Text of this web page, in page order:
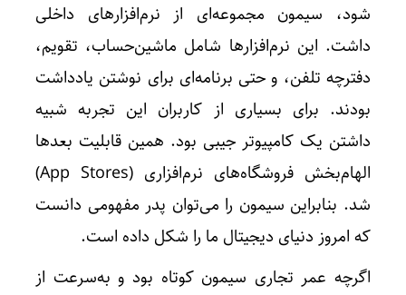
شود، سیمون مجموعه‌ای از نرم‌افزارهای داخلی
داشت. این نرم‌افزارها شامل ماشین‌حساب، تقویم،
دفترچه تلفن، و حتی برنامه‌ای برای نوشتن یادداشت
بودند. برای بسیاری از کاربران این تجربه شبیه
داشتن یک کامپیوتر جیبی بود. همین قابلیت بعدها
الهام‌بخش فروشگاه‌های نرم‌افزاری (App Stores)
شد. بنابراین سیمون را می‌توان پدر مفهومی دانست
که امروز دنیای دیجیتال ما را شکل داده است.
اگرچه عمر تجاری سیمون کوتاه بود و به‌سرعت از